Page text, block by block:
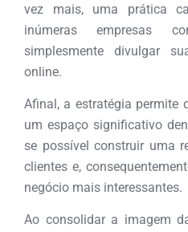
vez mais, uma prática
inúmeras empresas
simplesmente divulgar
online.
Afinal, a estratégia permite
um espaço significativo
se possível construir uma
clientes e,
negócio mais interessantes.
Ao consolidar a imagem